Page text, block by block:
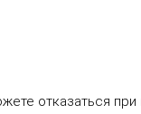
отказаться при